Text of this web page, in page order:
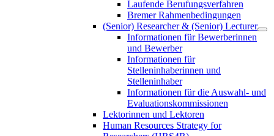
Laufende Berufungsverfahren
Bremer Rahmenbedingungen
(Senior) Researcher & (Senior) Lecturer
Informationen für Bewerberinnen
und Bewerber
Informationen für
Stelleninhaberinnen und
Stelleninhaber
Informationen für die Auswahl- und
Evaluationskommissionen
Lektorinnen und Lektoren
Human Resources Strategy for